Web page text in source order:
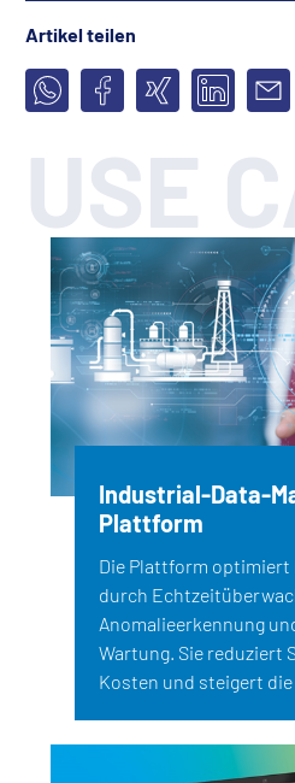
Artikel teilen
USE
Industrial-Data-
Plattform
Die Plattform
durch
Anomalieerkennung
Wartung. Sie reduziert
Kosten und steigert